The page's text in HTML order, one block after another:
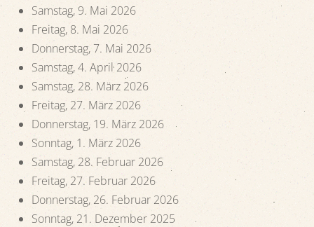
Samstag, 9. Mai 2026
Freitag, 8. Mai 2026
Donnerstag, 7. Mai 2026
Samstag, 4. April 2026
Samstag, 28. März 2026
Freitag, 27. März 2026
Donnerstag, 19. März 2026
Sonntag, 1. März 2026
Samstag, 28. Februar 2026
Freitag, 27. Februar 2026
Donnerstag, 26. Februar 2026
Sonntag, 21. Dezember 2025